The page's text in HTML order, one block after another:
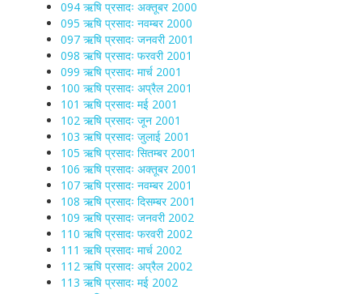
094 ऋषि प्रसादः अक्तूबर 2000
095 ऋषि प्रसादः नवम्बर 2000
097 ऋषि प्रसादः जनवरी 2001
098 ऋषि प्रसादः फरवरी 2001
099 ऋषि प्रसादः मार्च 2001
100 ऋषि प्रसादः अप्रैल 2001
101 ऋषि प्रसादः मई 2001
102 ऋषि प्रसादः जून 2001
103 ऋषि प्रसादः जुलाई 2001
105 ऋषि प्रसादः सितम्बर 2001
106 ऋषि प्रसादः अक्तूबर 2001
107 ऋषि प्रसादः नवम्बर 2001
108 ऋषि प्रसादः दिसम्बर 2001
109 ऋषि प्रसादः जनवरी 2002
110 ऋषि प्रसादः फरवरी 2002
111 ऋषि प्रसादः मार्च 2002
112 ऋषि प्रसादः अप्रैल 2002
113 ऋषि प्रसादः मई 2002